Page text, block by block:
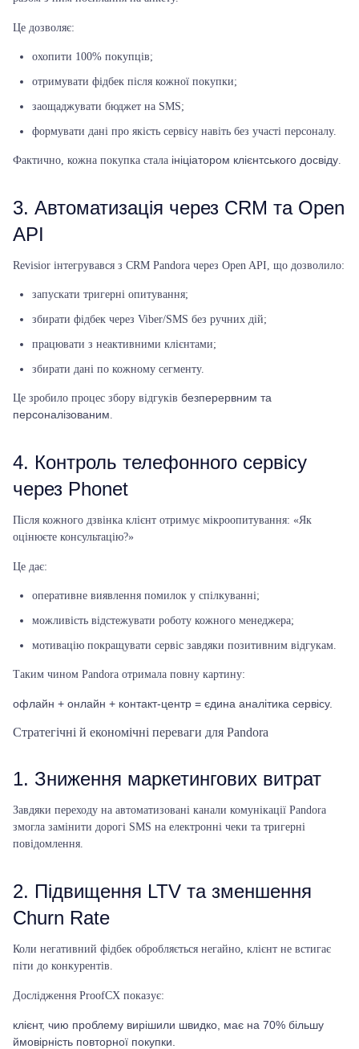
Це дозволяє:
охопити 100% покупців;
отримувати фідбек після кожної покупки;
заощаджувати бюджет на SMS;
формувати дані про якість сервісу навіть без участі персоналу.
Фактично, кожна покупка стала ініціатором клієнтського досвіду.
3. Автоматизація через CRM та Open
API
Revisior інтегрувався з CRM Pandora через Open API, що дозволило:
запускати тригерні опитування;
збирати фідбек через Viber/SMS без ручних дій;
працювати з неактивними клієнтами;
збирати дані по кожному сегменту.
Це зробило процес збору відгуків безперервним та
персоналізованим.
4. Контроль телефонного сервісу
через Phonet
Після кожного дзвінка клієнт отримує мікроопитування: «Як
оцінюєте консультацію?»
Це дає:
оперативне виявлення помилок у спілкуванні;
можливість відстежувати роботу кожного менеджера;
мотивацію покращувати сервіс завдяки позитивним відгукам.
Таким чином Pandora отримала повну картину:
офлайн + онлайн + контакт-центр = єдина аналітика сервісу.
Стратегічні й економічні переваги для Pandora
1. Зниження маркетингових витрат
Завдяки переходу на автоматизовані канали комунікації Pandora
змогла замінити дорогі SMS на електронні чеки та тригерні
повідомлення.
2. Підвищення LTV та зменшення
Churn Rate
Коли негативний фідбек обробляється негайно, клієнт не встигає
піти до конкурентів.
Дослідження ProofCX показує:
клієнт, чию проблему вирішили швидко, має на 70% більшу
ймовірність повторної покупки.